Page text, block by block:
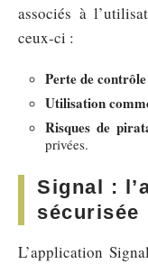
associés à
ceux-ci :
Perte de contrôle
Utilisation
Risques de
privées.
Signal :
sécurisée
L’application